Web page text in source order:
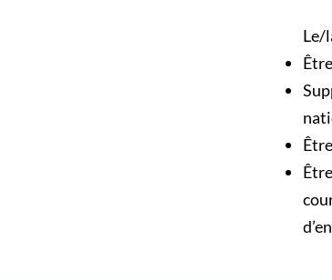
Le/